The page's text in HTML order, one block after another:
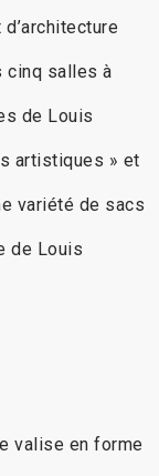
cinq salles à
de Louis
artistiques » et
variété de sacs
de Louis
valise en forme